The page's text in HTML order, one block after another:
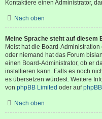
Kontaktiere einen Administrator,
Nach oben
Meine Sprache steht auf diesem
Meist hat die Board-
oder niemand hat das Forum
einen Board-Administrator, ob er
installieren kann. Falls es noch
es übersetzen würdest. Weitere
von phpBB Limited oder auf
Nach oben